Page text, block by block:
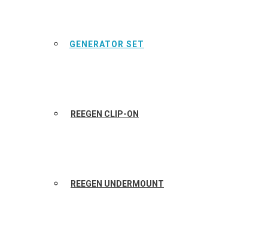
GENERATOR SET
REEGEN CLIP-ON
REEGEN UNDERMOUNT